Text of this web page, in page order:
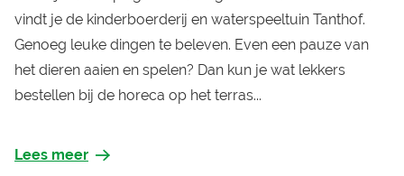
vindt je de kinderboerderij en waterspeeltuin Tanthof.
Genoeg leuke dingen te beleven. Even een pauze van
het dieren aaien en spelen? Dan kun je wat lekkers
bestellen bij de horeca op het terras...
Lees meer